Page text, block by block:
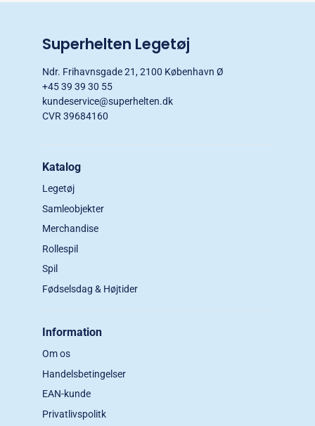
Superhelten Legetøj
Ndr. Frihavnsgade 21, 2100 København Ø
+45 39 39 30 55
kundeservice@superhelten.dk
CVR 39684160
Katalog
Legetøj
Samleobjekter
Merchandise
Rollespil
Spil
Fødselsdag & Højtider
Information
Om os
Handelsbetingelser
EAN-kunde
Privatlivspolitk